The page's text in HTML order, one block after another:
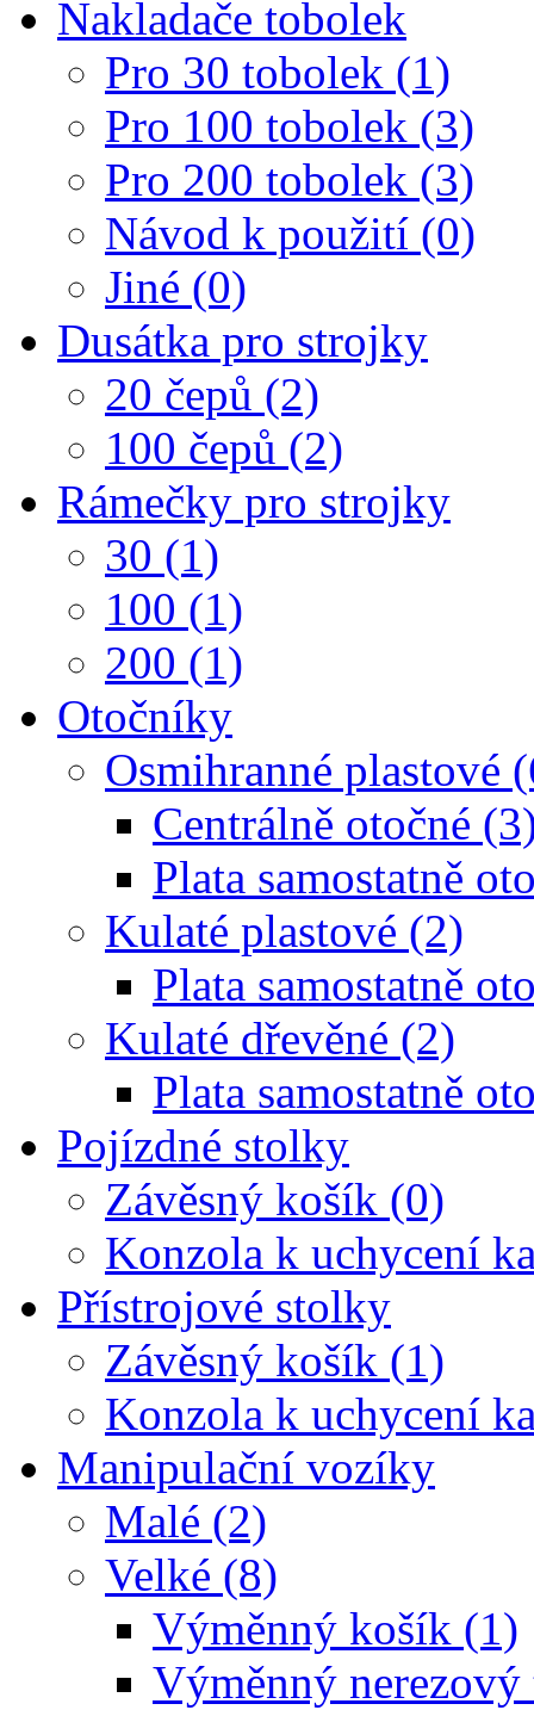
Nakladače tobolek
Pro 30 tobolek (1)
Pro 100 tobolek (3)
Pro 200 tobolek (3)
Návod k použití (0)
Jiné (0)
Dusátka pro strojky
20 čepů (2)
100 čepů (2)
Rámečky pro strojky
30 (1)
100 (1)
200 (1)
Otočníky
Osmihranné plastové
Centrálně otočné
Plata samostatně
Kulaté plastové (2)
Plata samostatně
Kulaté dřevěné (2)
Plata samostatně
Pojízdné stolky
Závěsný košík (0)
Konzola k uchycení
Přístrojové stolky
Závěsný košík (1)
Konzola k uchycení
Manipulační vozíky
Malé (2)
Velké (8)
Výměnný košík (1)
Výměnný nerezový